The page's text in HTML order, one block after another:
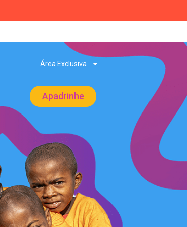
Área Exclusiva
Apadrinhe